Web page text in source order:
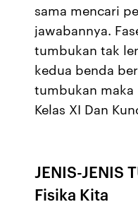
sama mencari
jawabannya.
tumbukan tak
kedua benda
tumbukan
Kelas XI Dan
JENIS-JENIS
Fisika Kita